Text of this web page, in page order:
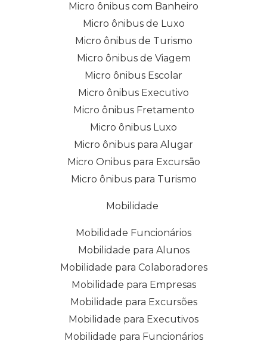
Micro ônibus com Banheiro
Micro ônibus de Luxo
Micro ônibus de Turismo
Micro ônibus de Viagem
Micro ônibus Escolar
Micro ônibus Executivo
Micro ônibus Fretamento
Micro ônibus Luxo
Micro ônibus para Alugar
Micro Onibus para Excursão
Micro ônibus para Turismo
Mobilidade
Mobilidade Funcionários
Mobilidade para Alunos
Mobilidade para Colaboradores
Mobilidade para Empresas
Mobilidade para Excursões
Mobilidade para Executivos
Mobilidade para Funcionários